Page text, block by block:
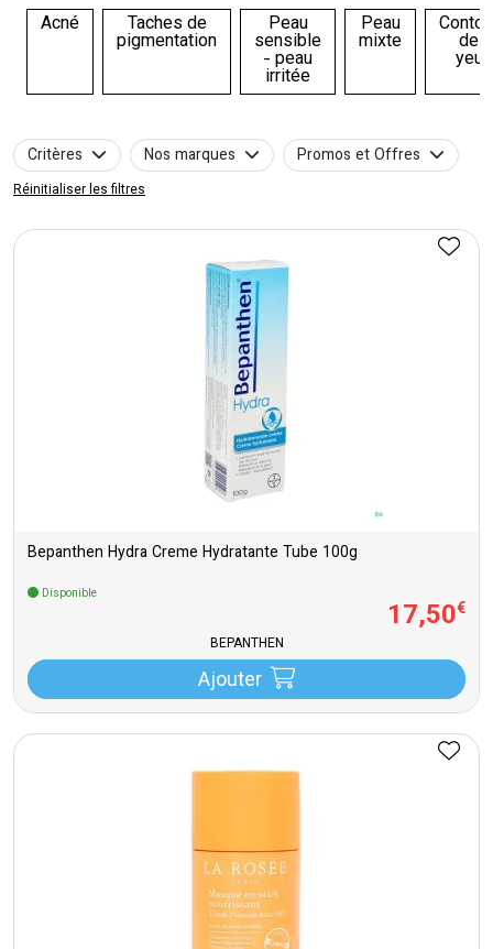
Acné Taches de
pigmentation
Peau
sensible
- peau
irritée
Peau
mixte des
yeux
Critères Nos marques Promos et Offres
Réinitialiser les filtres
Bepanthen Hydra Creme Hydratante Tube 100g
Disponible
17,50€
BEPANTHEN
Ajouter